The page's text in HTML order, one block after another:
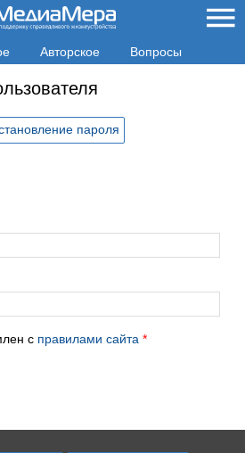
Авторское Вопросы
пароля
с правилами сайта *